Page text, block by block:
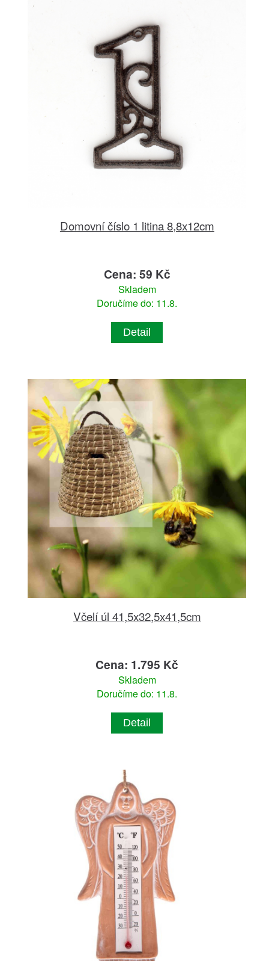
Domovní číslo 1 litina 8,8x12cm
Cena: 59 Kč
Skladem
Doručíme do: 11.8.
Detail
Včelí úl 41,5x32,5x41,5cm
Cena: 1.795 Kč
Skladem
Doručíme do: 11.8.
Detail